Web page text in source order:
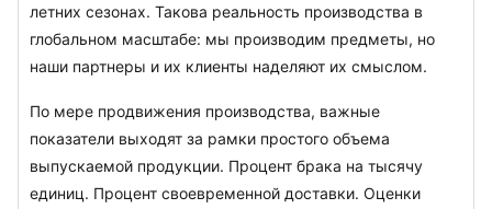
летних сезонах. Такова реальность производства в
глобальном масштабе: мы производим предметы, но
наши партнеры и их клиенты наделяют их смыслом.
По мере продвижения производства, важные
показатели выходят за рамки простого объема
выпускаемой продукции. Процент брака на тысячу
единиц. Процент своевременной доставки. Оценки